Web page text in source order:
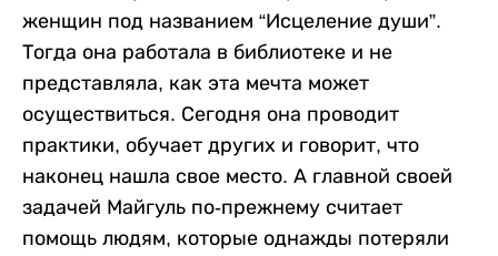
женщин под названием “Исцеление души”.
Тогда она работала в библиотеке и не
представляла, как эта мечта может
осуществиться. Сегодня она проводит
практики, обучает других и говорит, что
наконец нашла свое место. А главной своей
задачей Майгуль по-прежнему считает
помощь людям, которые однажды потеряли